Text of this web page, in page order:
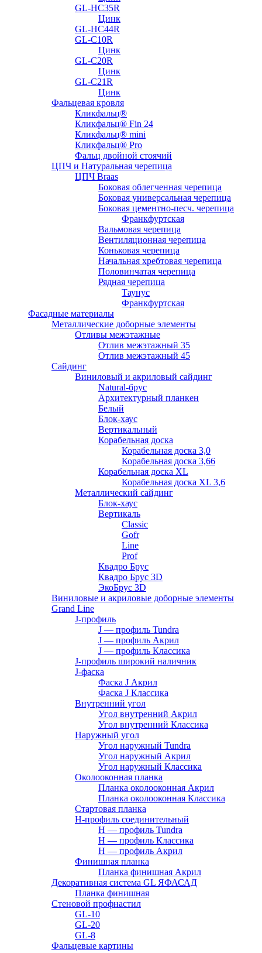
GL-HC35R
Цинк
GL-HC44R
GL-С10R
Цинк
GL-С20R
Цинк
GL-С21R
Цинк
Фальцевая кровля
Кликфальц®
Кликфальц® Fin 24
Кликфальц® mini
Кликфальц® Pro
Фальц двойной стоячий
ЦПЧ и Натуральная черепица
ЦПЧ Braas
Боковая облегченная черепица
Боковая универсальная черепица
Боковая цементно-песч. черепица
Франкфуртская
Вальмовая черепица
Вентиляционная черепица
Коньковая черепица
Начальная хребтовая черепица
Половинчатая черепица
Рядная черепица
Таунус
Франкфуртская
Фасадные материалы
Металлические доборные элементы
Отливы межэтажные
Отлив межэтажный 35
Отлив межэтажный 45
Сайдинг
Виниловый и акриловый сайдинг
Natural-брус
Архитектурный планкен
Белый
Блок-хаус
Вертикальный
Корабельная доска
Корабельная доска 3,0
Корабельная доска 3,66
Корабельная доска XL
Корабельная доска XL 3,6
Металлический сайдинг
Блок-хаус
Вертикаль
Classic
Gofr
Line
Prof
Квадро Брус
Квадро Брус 3D
ЭкоБрус 3D
Виниловые и акриловые доборные элементы
Grand Line
J-профиль
J — профиль Tundra
J — профиль Акрил
J — профиль Классика
J-профиль широкий наличник
J-фаска
Фаска J Акрил
Фаска J Классика
Внутренний угол
Угол внутренний Акрил
Угол внутренний Классика
Наружный угол
Угол наружный Tundra
Угол наружный Акрил
Угол наружный Классика
Околооконная планка
Планка околооконная Акрил
Планка околооконная Классика
Стартовая планка
H-профиль соединительный
Н — профиль Tundra
H — профиль Классика
Н — профиль Акрил
Финишная планка
Планка финишная Акрил
Декоративная система GL ЯФАСАД
Планка финишная
Стеновой профнастил
GL-10
GL-20
GL-8
Фальцевые картины